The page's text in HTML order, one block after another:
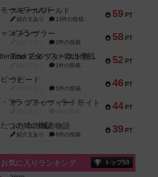
59 PT
スモールワールド
紹介文あり 13件の投稿
58 PT
ギャンブラー
2件の投稿
52 PT
Bitter End ブタペスト救出作戦
1件の投稿
46 PT
ラピード
1件の投稿
44 PT
ザ・フラッフィー・ライト
39 PT
ふたつの城の物語
紹介文あり 6件の投稿
お気に入りランキング トップ50